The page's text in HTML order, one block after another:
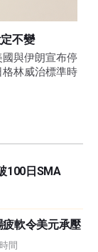
不變
與伊朗宣布停
林威治標準時
100日SMA
軟令美元承壓
間